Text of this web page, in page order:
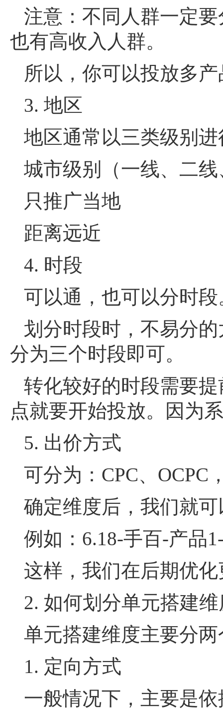
注意：不同人群一定
也有高收入人群。
所以，你可以投放多
3. 地区
地区通常以三类级别
城市级别（一线、二
只推广当地
距离远近
4. 时段
可以通，也可以分时
划分时段时，不易分
分为三个时段即可。
转化较好的时段需要
点就要开始投放。因为
5. 出价方式
可分为：CPC、OCPC
确定维度后，我们就
例如：6.18-手百-产品
这样，我们在后期优
2. 如何划分单元搭建
单元搭建维度主要分
1. 定向方式
一般情况下，主要是